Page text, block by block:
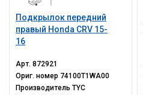
Подкрылок передний
правый Honda CRV 15-
16
Арт.872921
Ориг. номер 74100T1WA00
ПроизводительTYC